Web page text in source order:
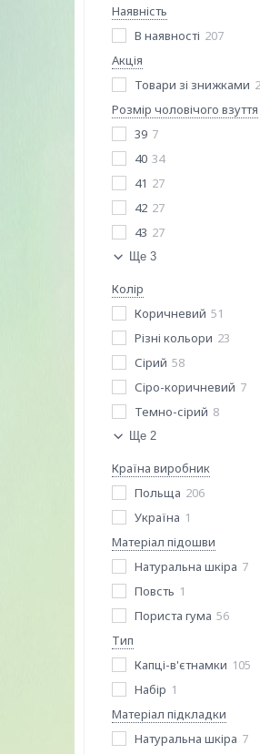
Наявність
В наявності 207
Акція
Товари зі знижками
Розмір чоловічого взуття
39 7
40 34
41 27
42 27
43 27
Ще 3
Колір
Коричневий 51
Різні кольори 23
Сірий 58
Сіро-коричневий 7
Темно-сірий 8
Ще 2
Країна виробник
Польща 206
Україна 1
Матеріал підошви
Натуральна шкіра 7
Повсть 1
Пориста гума 56
Тип
Капці-в'єтнамки 105
Набір 1
Матеріал підкладки
Натуральна шкіра 7